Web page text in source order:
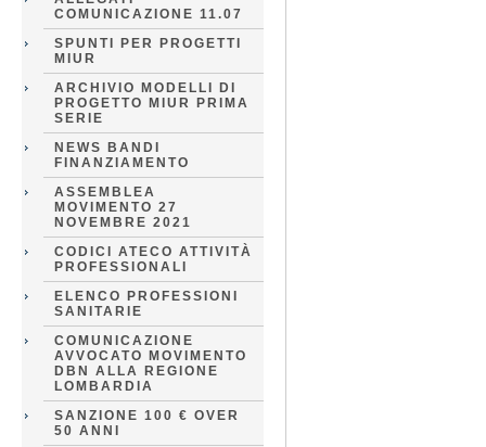
COMUNICAZIONE 11.07
SPUNTI PER PROGETTI
MIUR
ARCHIVIO MODELLI DI
PROGETTO MIUR PRIMA
SERIE
NEWS BANDI
FINANZIAMENTO
ASSEMBLEA
MOVIMENTO 27
NOVEMBRE 2021
CODICI ATECO ATTIVITÀ
PROFESSIONALI
ELENCO PROFESSIONI
SANITARIE
COMUNICAZIONE
AVVOCATO MOVIMENTO
DBN ALLA REGIONE
LOMBARDIA
SANZIONE 100 € OVER
50 ANNI